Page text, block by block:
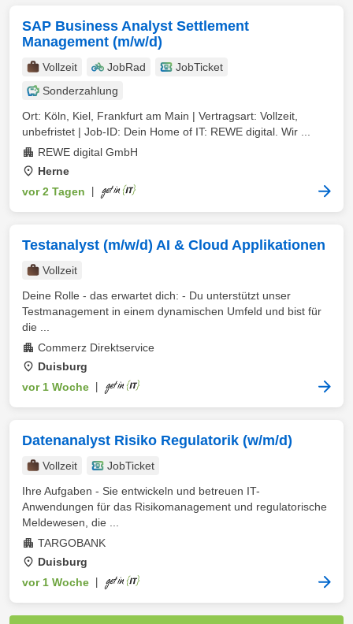
SAP Business Analyst Settlement
Management (m/w/d)
Vollzeit JobRad
JobTicket
Sonderzahlung
Ort: Köln, Kiel, Frankfurt am Main | Vertragsart: Vollzeit,
unbefristet | Job-ID: Dein Home of IT: REWE digital. Wir ...
REWE digital GmbH
Herne
vor 2 Tagen
Testanalyst (m/w/d) AI & Cloud Applikationen
Vollzeit
Deine Rolle - das erwartet dich: - Du unterstützt unser
Testmanagement in einem dynamischen Umfeld und bist für
die ...
Commerz Direktservice
Duisburg
vor 1 Woche
Datenanalyst Risiko Regulatorik (w/m/d)
Vollzeit
JobTicket
Ihre Aufgaben - Sie entwickeln und betreuen IT-
Anwendungen für das Risikomanagement und regulatorische
Meldewesen, die ...
TARGOBANK
Duisburg
vor 1 Woche